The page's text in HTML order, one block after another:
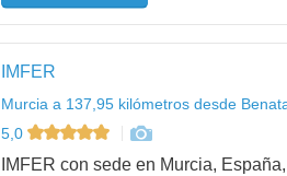
IMFER
Murcia a 137,95 kilómetros desde
5,0
IMFER con sede en Murcia,